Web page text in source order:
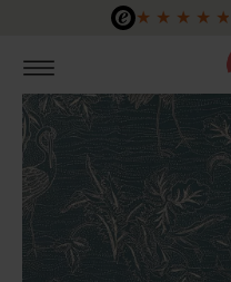
Zum Hauptinhalt springen
★ ★ ★ ★ ★